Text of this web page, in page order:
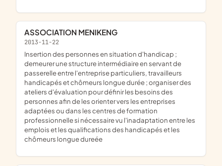
ASSOCIATION MENIKENG
2013-11-22
insertion des personnes en situation d'handicap ;
demeurer une structure intermédiaire en servant de
passerelle entre l'entreprise particuliers, travailleurs
handicapés et chômeurs longue durée ; organiser des
ateliers d'évaluation pour définir les besoins des
personnes afin de les orienter vers les entreprises
adaptées ou dans les centres de formation
professionnelle si nécessaire vu l'inadaptation entre les
emplois et les qualifications des handicapés et les
chômeurs longue dureée